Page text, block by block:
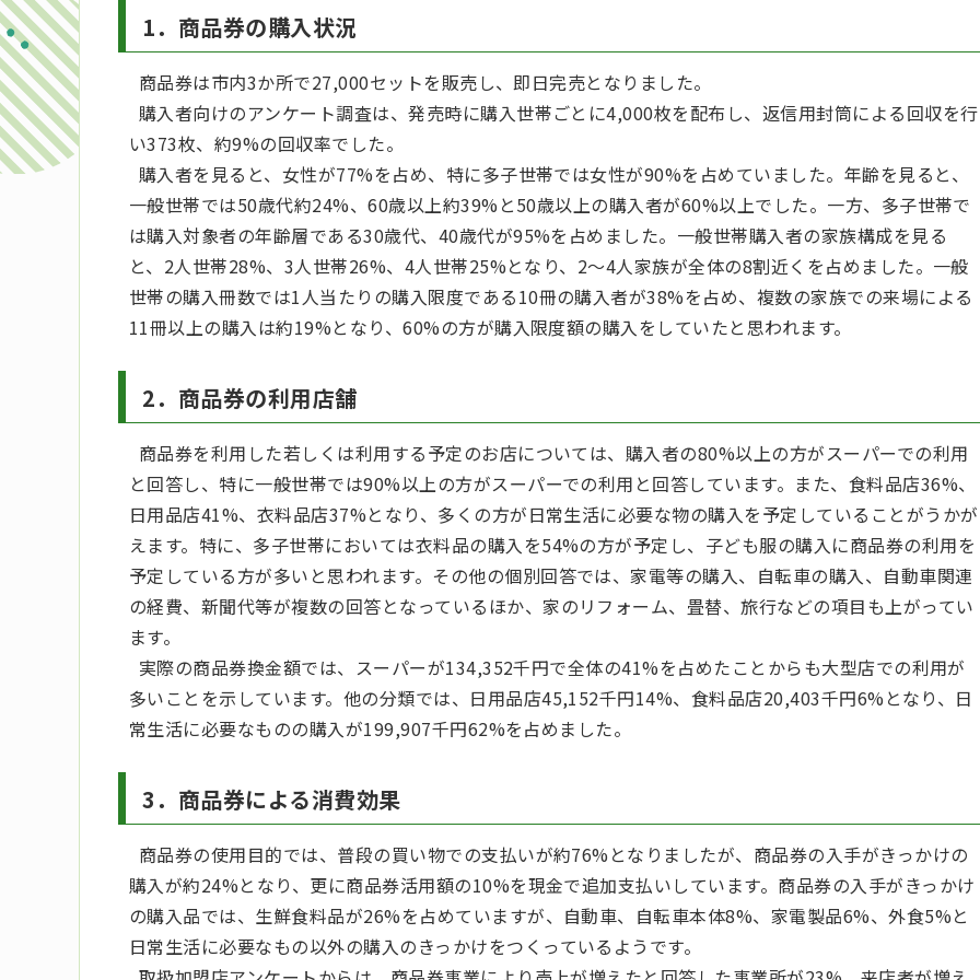
1．商品券の購入状況
商品券は市内3か所で27,000セットを販売し、即日完売となりました。
購入者向けのアンケート調査は、発売時に購入世帯ごとに4,000枚を配布し、返信用封筒による回収を行
い373枚、約9%の回収率でした。
購入者を見ると、女性が77%を占め、特に多子世帯では女性が90%を占めていました。年齢を見ると、
一般世帯では50歳代約24%、60歳以上約39%と50歳以上の購入者が60%以上でした。一方、多子世帯で
は購入対象者の年齢層である30歳代、40歳代が95%を占めました。一般世帯購入者の家族構成を見る
と、2人世帯28%、3人世帯26%、4人世帯25%となり、2～4人家族が全体の8割近くを占めました。一般
世帯の購入冊数では1人当たりの購入限度である10冊の購入者が38%を占め、複数の家族での来場による
11冊以上の購入は約19%となり、60%の方が購入限度額の購入をしていたと思われます。
2．商品券の利用店舗
商品券を利用した若しくは利用する予定のお店については、購入者の80%以上の方がスーパーでの利用
と回答し、特に一般世帯では90%以上の方がスーパーでの利用と回答しています。また、食料品店36%、
日用品店41%、衣料品店37%となり、多くの方が日常生活に必要な物の購入を予定していることがうかが
えます。特に、多子世帯においては衣料品の購入を54%の方が予定し、子ども服の購入に商品券の利用を
予定している方が多いと思われます。その他の個別回答では、家電等の購入、自転車の購入、自動車関連
の経費、新聞代等が複数の回答となっているほか、家のリフォーム、畳替、旅行などの項目も上がってい
ます。
実際の商品券換金額では、スーパーが134,352千円で全体の41%を占めたことからも大型店での利用が
多いことを示しています。他の分類では、日用品店45,152千円14%、食料品店20,403千円6%となり、日
常生活に必要なものの購入が199,907千円62%を占めました。
3．商品券による消費効果
商品券の使用目的では、普段の買い物での支払いが約76%となりましたが、商品券の入手がきっかけの
購入が約24%となり、更に商品券活用額の10%を現金で追加支払いしています。商品券の入手がきっかけ
の購入品では、生鮮食料品が26%を占めていますが、自動車、自転車本体8%、家電製品6%、外食5%と
日常生活に必要なもの以外の購入のきっかけをつくっているようです。